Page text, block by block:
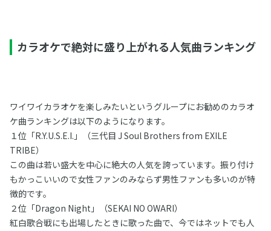
カラオケで絶対に盛り上がれる人気曲ランキング
ワイワイカラオケを楽しみたいというグループにお勧めのカラオ
ケ曲ランキングは以下のようになります。
１位「R.Y.U.S.E.I.」（三代目 J Soul Brothers from EXILE
TRIBE）
この曲は若い盛大を中心に絶大の人気を誇っています。振り付け
もかっこいいので女性ファンのみならず男性ファンも多いのが特
徴的です。
２位「Dragon Night」（SEKAI NO OWARI）
紅白歌合戦にも出場したときに歌った曲で、今ではネットでも人